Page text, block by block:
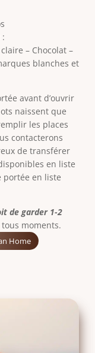
:
– Chocolat –
blanches et
avant d’ouvrir
naissent que
les places
contacterons
de transférer
en liste
portée en liste
de garder 1-2
moments.
Home